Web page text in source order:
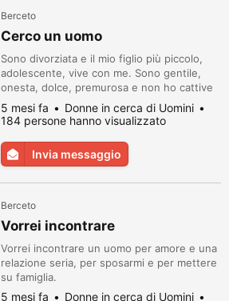
Berceto
Cerco un uomo
Sono divorziata e il mio figlio più piccolo,
adolescente, vive con me. Sono gentile,
onesta, dolce, premurosa e non ho cattive
abitudini.
5 mesi fa
Donne in cerca di Uomini
184 persone hanno visualizzato
Invia messaggio
Berceto
Vorrei incontrare
Vorrei incontrare un uomo per amore e una
relazione seria, per sposarmi e per mettere
su famiglia.
5 mesi fa
Donne in cerca di Uomini